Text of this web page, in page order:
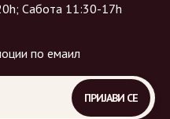
Сабота 11:30-17h
по емаил